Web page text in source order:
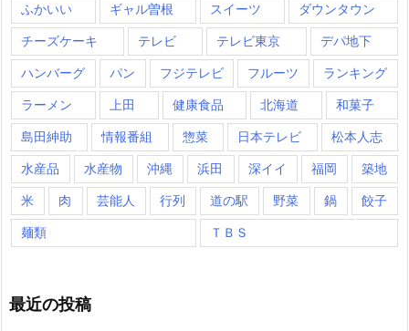
ふかいい ギャル曽根 スイーツ ダウンタウン
チーズケーキ テレビ テレビ東京 デパ地下
ハンバーグ パン フジテレビ フルーツ ランキング
ラーメン 上田 健康食品 北海道 和菓子
島田紳助 情報番組 惣菜 日本テレビ 松本人志
水産品 水産物 沖縄 浜田 深イイ 福岡 築地
米 肉 芸能人 行列 道の駅 野菜 鍋 餃子
麺類 ＴＢＳ
最近の投稿